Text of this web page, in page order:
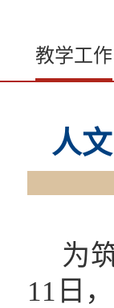
教学工作
人
为
11日